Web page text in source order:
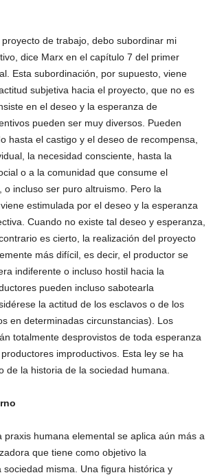
de trabajo, debo subordinar mi
dice Marx en el capítulo 7 del primer
Esta subordinación, por supuesto, viene
subjetiva hacia el proyecto, que no es
en el deseo y la esperanza de
pueden ser muy diversos. Pueden
hasta el castigo y el deseo de recompensa,
la necesidad consciente, hasta la
o a la comunidad que consume el
o incluso ser puro altruismo. Pero la
estimulada por el deseo y la esperanza
Cuando no existe tal deseo y esperanza,
es cierto, la realización del proyecto
más difícil, es decir, el productor se
indiferente o incluso hostil hacia la
pueden incluso sabotearla
la actitud de los esclavos o de los
en determinadas circunstancias). Los
totalmente desprovistos de toda esperanza
improductivos. Esta ley se ha
de la historia de la sociedad humana.
praxis humana elemental se aplica aún más a
que tiene como objetivo la
misma. Una figura histórica y